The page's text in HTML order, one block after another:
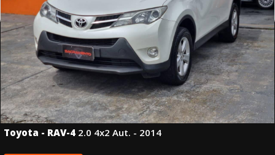
Toyota - RAV-4 2.0 4x2 Aut. - 2014